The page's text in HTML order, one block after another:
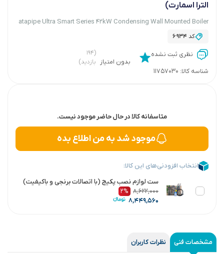
الترا اسمارت)
atapipe Ultra Smart Series 42kW Condensing Wall Mounted Boiler
کد 6934
نظری ثبت نشده
بدون امتیاز
(۱۹۴
بازدید)
شناسه کالا: 11757030
متاسفانه کالا در حال حاضر موجود نیست.
موجود شد به من اطلاع بده
انتخاب افزودنی‌های این کالا:
ست لوازم نصب پکیج (با اتصالات برنجی و باکیفیت)
۸,۶۲۲,۰۰۰ ۲%
۸,۴۴۹,۵۶۰
مشخصات فنی نظرات کاربران